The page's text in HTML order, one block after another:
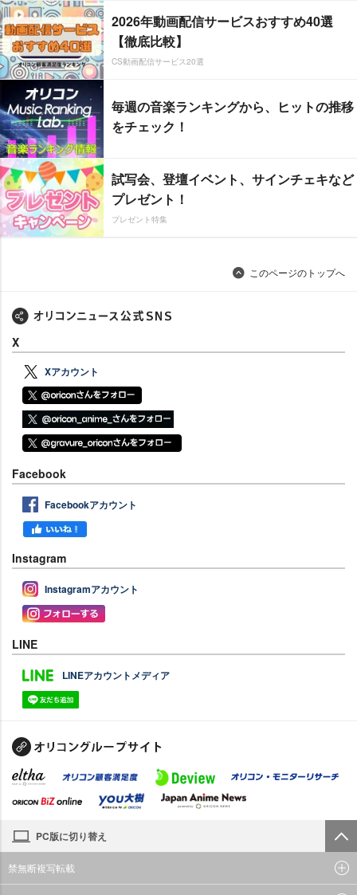
2026年動画配信サービスおすすめ40選
【徹底比較】
CS動画配信サービス20選
毎週の音楽ランキングから、ヒットの推移
をチェック！
試写会、登壇イベント、サインチェキなど
プレゼント！
プレゼント特集
このページのトップへ
X
Xアカウント
Facebook
Facebookアカウント
Instagram
Instagramアカウント
LINE
LINEアカウントメディア
PC版に切り替え
禁無断複写転載